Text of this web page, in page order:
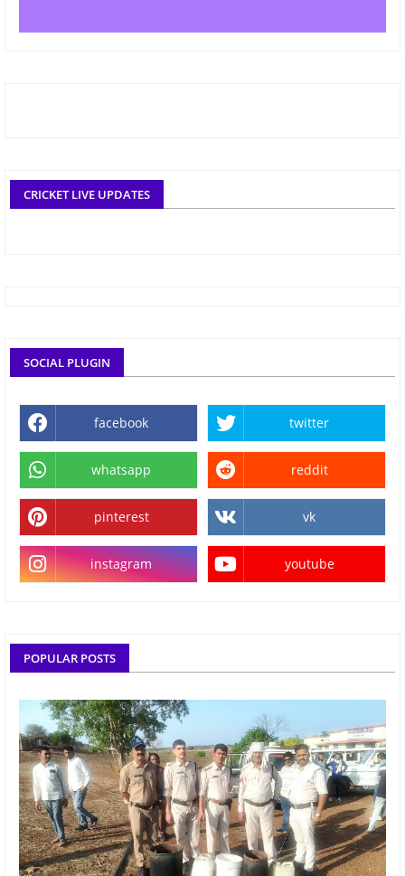
CRICKET LIVE UPDATES
SOCIAL PLUGIN
facebook twitter
whatsapp reddit
pinterest vk
instagram youtube
POPULAR POSTS